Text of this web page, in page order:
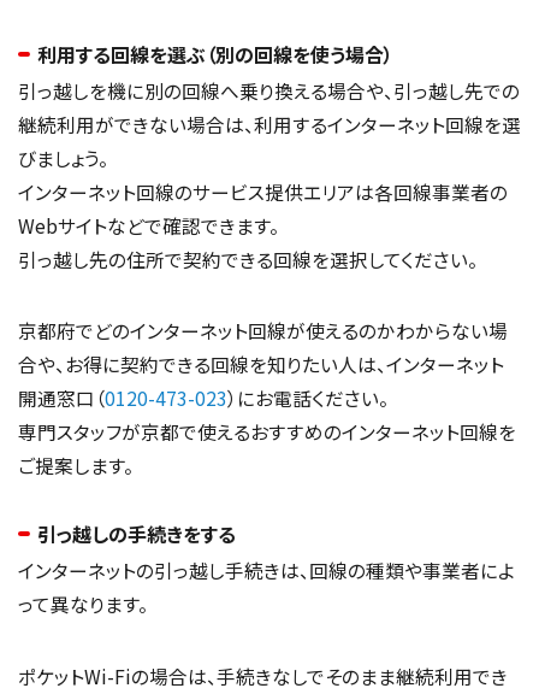
利用する回線を選ぶ（別の回線を使う場合）
引っ越しを機に別の回線へ乗り換える場合や、引っ越し先での
継続利用ができない場合は、利用するインターネット回線を選
びましょう。
インターネット回線のサービス提供エリアは各回線事業者の
Webサイトなどで確認できます。
引っ越し先の住所で契約できる回線を選択してください。
京都府でどのインターネット回線が使えるのかわからない場
合や、お得に契約できる回線を知りたい人は、インターネット
開通窓口（0120-473-023）にお電話ください。
専門スタッフが京都で使えるおすすめのインターネット回線を
ご提案します。
引っ越しの手続きをする
インターネットの引っ越し手続きは、回線の種類や事業者によ
って異なります。
ポケットWi-Fiの場合は、手続きなしでそのまま継続利用でき